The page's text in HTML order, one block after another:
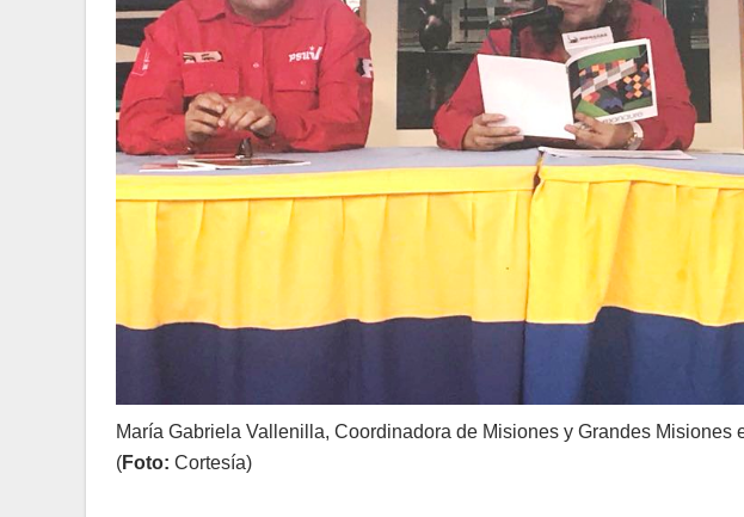
María Gabriela Vallenilla, Coordinadora de Misiones y Grandes Misiones
(Foto: Cortesía)